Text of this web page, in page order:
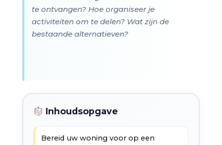
te ontvangen? Hoe organiseer je
activiteiten om te delen? Wat zijn de
bestaande alternatieven?
Inhoudsopgave
Bereid uw woning voor op een